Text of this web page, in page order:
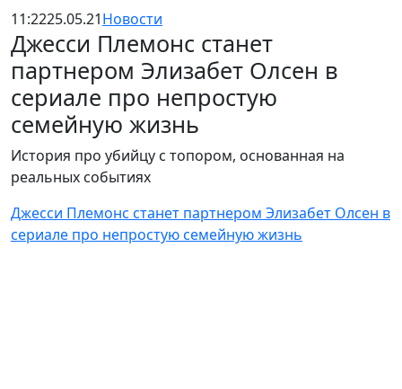
11:2225.05.21Новости
Джесси Племонс станет
партнером Элизабет Олсен в
сериале про непростую
семейную жизнь
История про убийцу с топором, основанная на
реальных событиях
Джесси Племонс станет партнером Элизабет Олсен в
сериале про непростую семейную жизнь